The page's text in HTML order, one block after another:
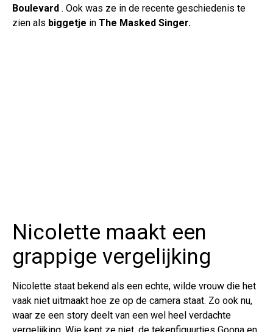
Boulevard . Ook was ze in de recente geschiedenis te
zien als biggetje in The Masked Singer.
Nicolette maakt een
grappige vergelijking
Nicolette staat bekend als een echte, wilde vrouw die het
vaak niet uitmaakt hoe ze op de camera staat. Zo ook nu,
waar ze een story deelt van een wel heel verdachte